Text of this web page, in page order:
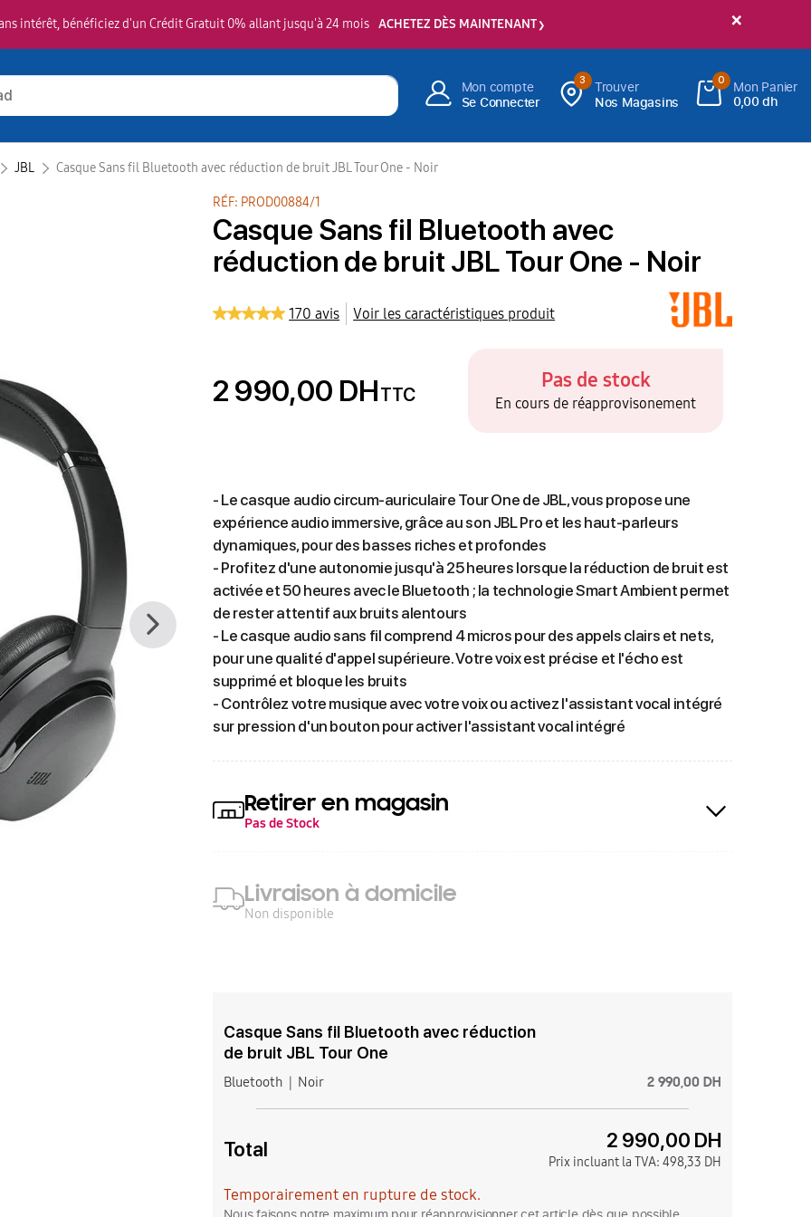
×
intérêt, bénéficiez d'un Crédit Gratuit 0% allant jusqu'à 24 mois ACHETEZ DÈS MAINTENANT
Mon compte
Se Connecter
3
Trouver
Nos Magasins
0
Mon Panier
0,00 dh
JBL‎ Casque Sans fil Bluetooth avec réduction de bruit JBL Tour One - Noir
RÉF: PROD00884/1
Casque Sans fil Bluetooth avec
réduction de bruit JBL Tour One - Noir
170 avis Voir les caractéristiques produit
2 990,00 DHTTC
Pas de stock
En cours de réapprovisonement
- Le casque audio circum-auriculaire Tour One de JBL, vous propose une
expérience audio immersive, grâce au son JBL Pro et les haut-parleurs
dynamiques, pour des basses riches et profondes
- Profitez d'une autonomie jusqu'à 25 heures lorsque la réduction de bruit est
activée et 50 heures avec le Bluetooth ; la technologie Smart Ambient permet
de rester attentif aux bruits alentours
- Le casque audio sans fil comprend 4 micros pour des appels clairs et nets,
pour une qualité d'appel supérieure. Votre voix est précise et l'écho est
supprimé et bloque les bruits
- Contrôlez votre musique avec votre voix ou activez l'assistant vocal intégré
sur pression d'un bouton pour activer l'assistant vocal intégré
Retirer en magasin
Pas de Stock
Livraison à domicile
Non disponible
Casque Sans fil Bluetooth avec réduction
de bruit JBL Tour One
Bluetooth Noir 2 990,00 DH
Total 2 990,00 DH
Prix incluant la TVA: 498,33 DH
Temporairement en rupture de stock.